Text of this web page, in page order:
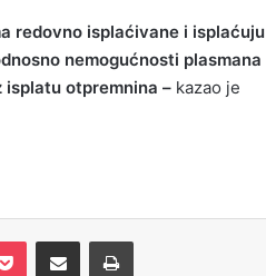
redovno isplaćivane i isplaćuju
nemogućnosti plasmana
isplatu otpremnina – kazao je